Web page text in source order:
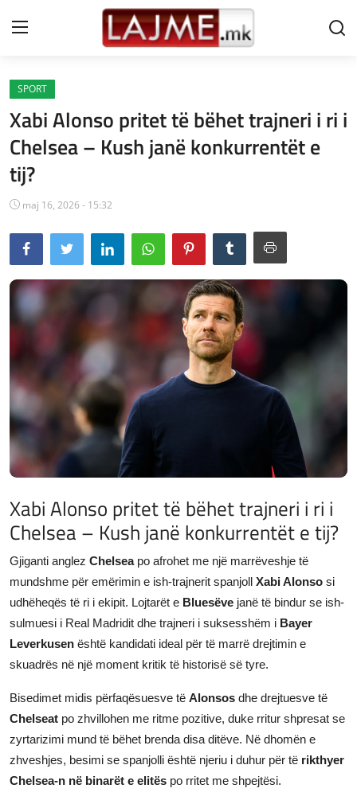
Shtëpi
LAJME MAQEDONI
SHQIPERI
KOSOVA
LAJME NGA BOTA
SHOWBIZ
SPORT
SHENDETI
JETA
Gallery
Shqip
SPORT
Xabi Alonso pritet të bëhet trajneri i ri i
Chelsea – Kush janë konkurrentët e
tij?
maj 16, 2026 - 15:32
Xabi Alonso pritet të bëhet trajneri i ri i
Chelsea – Kush janë konkurrentët e tij?
Gjiganti anglez Chelseapo afrohet me një marrëveshje të
mundshme për emërimin e ish-trajnerit spanjoll Xabi Alonso si
udhëheqës të ri i ekipit. Lojtarët e Bluesëve janë të bindur se ish-
sulmuesi i Real Madridit dhe trajneri i suksesshëm i Bayer
Leverkusen është kandidati ideal për të marrë drejtimin e
skuadrës në një moment kritik të historisë së tyre.
Bisedimet midis përfaqësuesve të Alonsos dhe drejtuesve të
Chelseat po zhvillohen me ritme pozitive, duke rritur shpresat se
zyrtarizimi mund të bëhet brenda disa ditëve. Në dhomën e
zhveshjes, besimi se spanjolli është njeriu i duhur për të rikthyer
Chelsea-n në binarët e elitës po rritet me shpejtësi.